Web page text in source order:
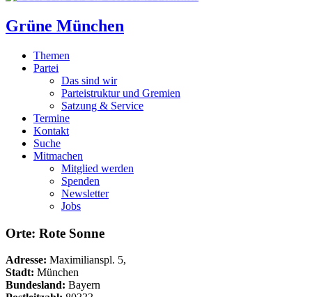
Grüne München
Themen
Partei
Das sind wir
Parteistruktur und Gremien
Satzung & Service
Termine
Kontakt
Suche
Mitmachen
Mitglied werden
Spenden
Newsletter
Jobs
Orte: Rote Sonne
Adresse: Maximilianspl. 5,
Stadt: München
Bundesland: Bayern